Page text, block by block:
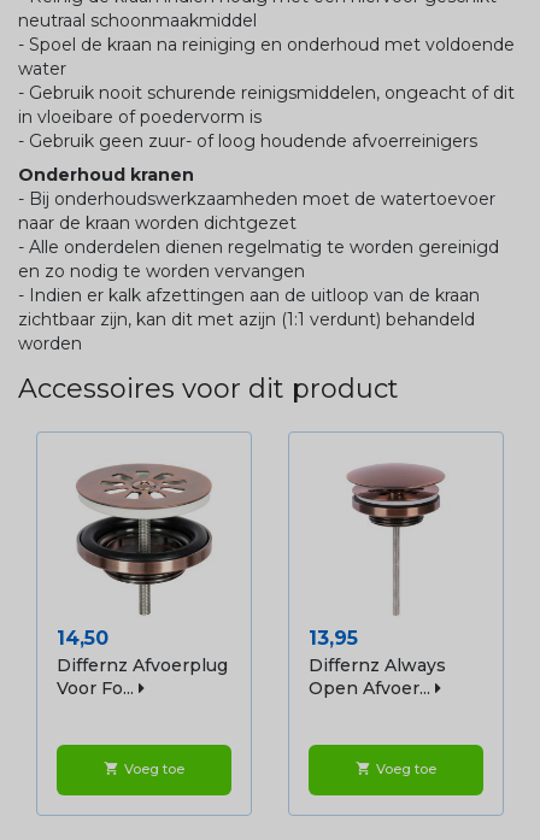
neutraal schoonmaakmiddel
- Spoel de kraan na reiniging en onderhoud met voldoende
water
- Gebruik nooit schurende reinigsmiddelen, ongeacht of dit
in vloeibare of poedervorm is
- Gebruik geen zuur- of loog houdende afvoerreinigers
Onderhoud kranen
- Bij onderhoudswerkzaamheden moet de watertoevoer
naar de kraan worden dichtgezet
- Alle onderdelen dienen regelmatig te worden gereinigd
en zo nodig te worden vervangen
- Indien er kalk afzettingen aan de uitloop van de kraan
zichtbaar zijn, kan dit met azijn (1:1 verdunt) behandeld
worden
Accessoires voor dit product
Prijs
14,50
Differnz Afvoerplug
Voor Fo...
shopping_cart Voeg toe
Prijs
13,95
Differnz Always
Open Afvoer...
shopping_cart Voeg toe